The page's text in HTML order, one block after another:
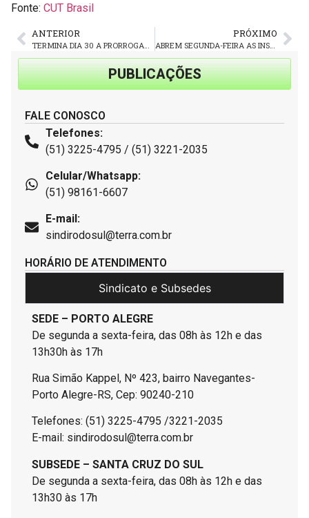
Fonte: CUT Brasil
ANTERIOR PRÓXIMO
ABREM SEGUNDA-FEIRA AS INSCRIÇÕES PARA VERANEIO NA POUSADA EM CIDREIRA
PUBLICAÇÕES
FALE CONOSCO
Telefones:
(51) 3225-4795 / (51) 3221-2035
Celular/Whatsapp:
(51) 98161-6607
E-mail:
sindirodosul@terra.com.br
HORÁRIO DE ATENDIMENTO
Sindicato e Subsedes
SEDE – PORTO ALEGRE
De segunda a sexta-feira, das 08h às 12h e das
13h30h às 17h
Rua Simão Kappel, Nº 423, bairro Navegantes-
Porto Alegre-RS, Cep: 90240-210
Telefones: (51) 3225-4795 /3221-2035
E-mail: sindirodosul@terra.com.br
SUBSEDE – SANTA CRUZ DO SUL
De segunda a sexta-feira, das 08h às 12h e das
13h30 às 17h